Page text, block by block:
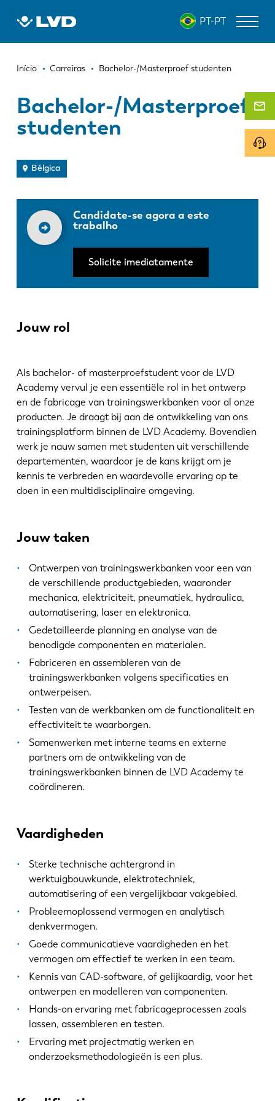
para
principal
PT-PT
Navegação
Início Carreiras Bachelor-/Masterproef studenten
Bachelor-/Masterproef
studenten
Bélgica
Candidate-se agora a este
trabalho
Solicite imediatamente
Jouw rol
Als bachelor- of masterproefstudent voor de LVD
Academy vervul je een essentiële rol in het ontwerp
en de fabricage van trainingswerkbanken voor al onze
producten. Je draagt bij aan de ontwikkeling van ons
trainingsplatform binnen de LVD Academy. Bovendien
werk je nauw samen met studenten uit verschillende
departementen, waardoor je de kans krijgt om je
kennis te verbreden en waardevolle ervaring op te
doen in een multidisciplinaire omgeving.
Jouw taken
Ontwerpen van trainingswerkbanken voor een van
de verschillende productgebieden, waaronder
mechanica, elektriciteit, pneumatiek, hydraulica,
automatisering, laser en elektronica.
Gedetailleerde planning en analyse van de
benodigde componenten en materialen.
Fabriceren en assembleren van de
trainingswerkbanken volgens specificaties en
ontwerpeisen.
Testen van de werkbanken om de functionaliteit en
effectiviteit te waarborgen.
Samenwerken met interne teams en externe
partners om de ontwikkeling van de
trainingswerkbanken binnen de LVD Academy te
coördineren.
Vaardigheden
Sterke technische achtergrond in
werktuigbouwkunde, elektrotechniek,
automatisering of een vergelijkbaar vakgebied.
Probleemoplossend vermogen en analytisch
denkvermogen.
Goede communicatieve vaardigheden en het
vermogen om effectief te werken in een team.
Kennis van CAD-software, of gelijkaardig, voor het
ontwerpen en modelleren van componenten.
Hands-on ervaring met fabricageprocessen zoals
lassen, assembleren en testen.
Ervaring met projectmatig werken en
onderzoeksmethodologieën is een plus.
MÁQUINAS DE CORTE A LASER
PANELADORAS
GUILHOTINAS
SOFTWARE
ATENDIMENTO AO CLIENTE
Eventos
Indústrias & soluções
Carreiras
Contacte-nos